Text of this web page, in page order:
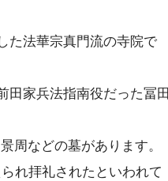
た法華宗真門流の寺院で
田家兵法指南役だった冨田
周などの墓があります。
れ拝礼されたといわれて